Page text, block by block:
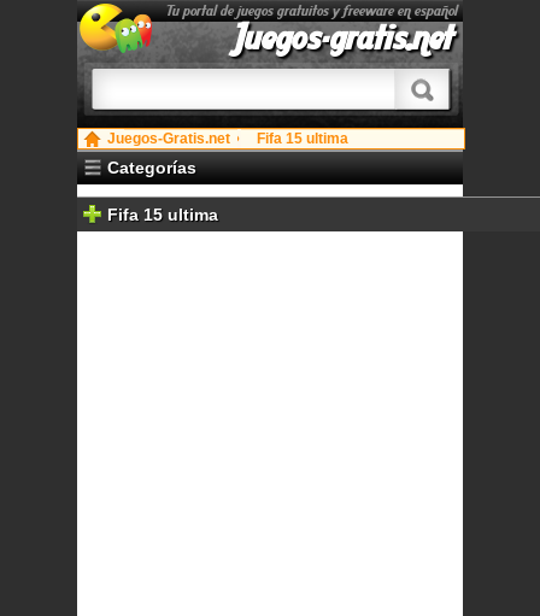
Tu portal de juegos gratuitos y freeware en español
Juegos-gratis.net
Juegos-Gratis.net Fifa 15 ultima
Categorías
Fifa 15 ultima